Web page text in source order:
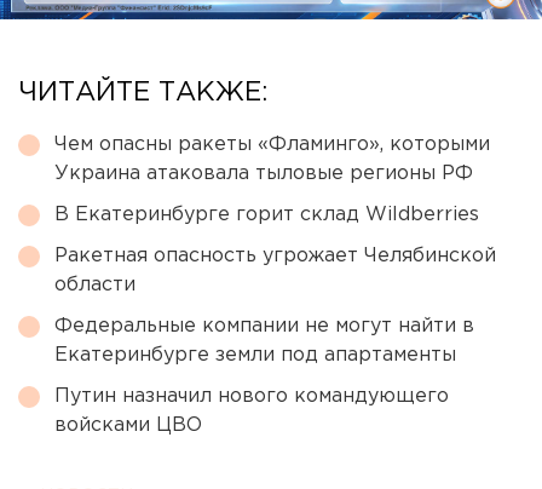
ЧИТАЙТЕ ТАКЖЕ:
Чем опасны ракеты «Фламинго», которыми
Украина атаковала тыловые регионы РФ
В Екатеринбурге горит склад Wildberries
Ракетная опасность угрожает Челябинской
области
Федеральные компании не могут найти в
Екатеринбурге земли под апартаменты
Путин назначил нового командующего
войсками ЦВО